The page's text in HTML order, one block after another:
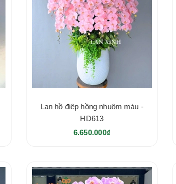
Lan hồ điệp hồng nhuộm màu -
HD613
6.650.000₫